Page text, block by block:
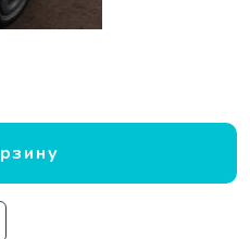
лодка AMBER 315